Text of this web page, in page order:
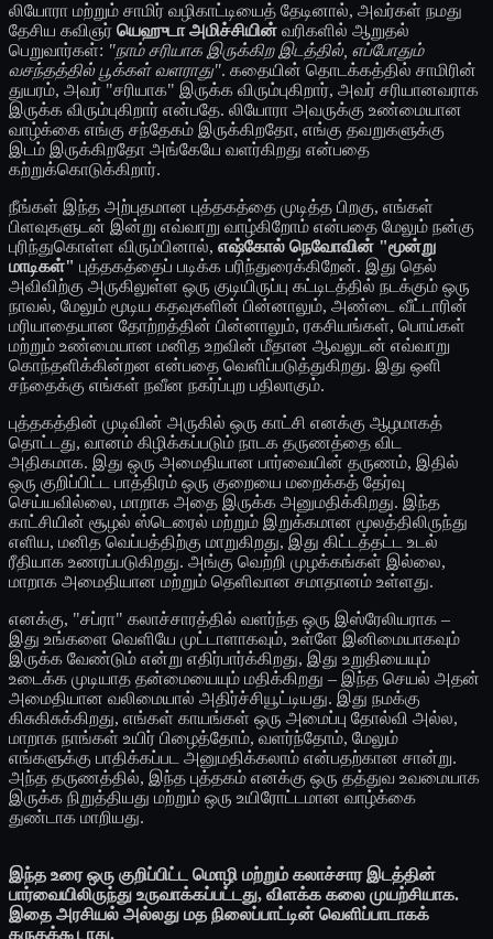
லியோரா மற்றும் சாமிர் வழிகாட்டியைத் தேடினால், அவர்கள் நமது
தேசிய கவிஞர் யெஹுடா அமிச்சியின் வரிகளில் ஆறுதல்
பெறுவார்கள்: "நாம் சரியாக இருக்கிற இடத்தில், எப்போதும்
வசந்தத்தில் பூக்கள் வளராது". கதையின் தொடக்கத்தில் சாமிரின்
துயரம், அவர் "சரியாக" இருக்க விரும்புகிறார், அவர் சரியானவராக
இருக்க விரும்புகிறார் என்பதே. லியோரா அவருக்கு உண்மையான
வாழ்க்கை எங்கு சந்தேகம் இருக்கிறதோ, எங்கு தவறுகளுக்கு
இடம் இருக்கிறதோ அங்கேயே வளர்கிறது என்பதை
கற்றுக்கொடுக்கிறார்.
நீங்கள் இந்த அற்புதமான புத்தகத்தை முடித்த பிறகு, எங்கள்
பிளவுகளுடன் இன்று எவ்வாறு வாழ்கிறோம் என்பதை மேலும் நன்கு
புரிந்துகொள்ள விரும்பினால், எஷ்கோல் நெவோவின் "மூன்று
மாடிகள்" புத்தகத்தைப் படிக்க பரிந்துரைக்கிறேன். இது தெல்
அவிவிற்கு அருகிலுள்ள ஒரு குடியிருப்பு கட்டிடத்தில் நடக்கும் ஒரு
நாவல், மேலும் மூடிய கதவுகளின் பின்னாலும், அண்டை வீட்டாரின்
மரியாதையான தோற்றத்தின் பின்னாலும், ரகசியங்கள், பொய்கள்
மற்றும் உண்மையான மனித உறவின் மீதான ஆவலுடன் எவ்வாறு
கொந்தளிக்கின்றன என்பதை வெளிப்படுத்துகிறது. இது ஒளி
சந்தைக்கு எங்கள் நவீன நகர்ப்புற பதிலாகும்.
புத்தகத்தின் முடிவின் அருகில் ஒரு காட்சி எனக்கு ஆழமாகத்
தொட்டது, வானம் கிழிக்கப்படும் நாடக தருணத்தை விட
அதிகமாக. இது ஒரு அமைதியான பார்வையின் தருணம், இதில்
ஒரு குறிப்பிட்ட பாத்திரம் ஒரு குறையை மறைக்கத் தேர்வு
செய்யவில்லை, மாறாக அதை இருக்க அனுமதிக்கிறது. இந்த
காட்சியின் சூழல் ஸ்டெரைல் மற்றும் இறுக்கமான மூலத்திலிருந்து
எளிய, மனித வெப்பத்திற்கு மாறுகிறது, இது கிட்டத்தட்ட உடல்
ரீதியாக உணரப்படுகிறது. அங்கு வெற்றி முழக்கங்கள் இல்லை,
மாறாக அமைதியான மற்றும் தெளிவான சமாதானம் உள்ளது.
எனக்கு, "சப்ரா" கலாச்சாரத்தில் வளர்ந்த ஒரு இஸ்ரேலியராக –
இது உங்களை வெளியே முட்டாளாகவும், உள்ளே இனிமையாகவும்
இருக்க வேண்டும் என்று எதிர்பார்க்கிறது, இது உறுதியையும்
உடைக்க முடியாத தன்மையையும் மதிக்கிறது – இந்த செயல் அதன்
அமைதியான வலிமையால் அதிர்ச்சியூட்டியது. இது நமக்கு
கிசுகிசுக்கிறது, எங்கள் காயங்கள் ஒரு அமைப்பு தோல்வி அல்ல,
மாறாக நாங்கள் உயிர் பிழைத்தோம், வளர்ந்தோம், மேலும்
எங்களுக்கு பாதிக்கப்பட அனுமதிக்கலாம் என்பதற்கான சான்று.
அந்த தருணத்தில், இந்த புத்தகம் எனக்கு ஒரு தத்துவ உவமையாக
இருக்க நிறுத்தியது மற்றும் ஒரு உயிரோட்டமான வாழ்க்கை
துண்டாக மாறியது.
இந்த உரை ஒரு குறிப்பிட்ட மொழி மற்றும் கலாச்சார இடத்தின்
பார்வையிலிருந்து உருவாக்கப்பட்டது, விளக்க கலை முயற்சியாக.
இதை அரசியல் அல்லது மத நிலைப்பாட்டின் வெளிப்பாடாகக்
கருதக்கூடாது.